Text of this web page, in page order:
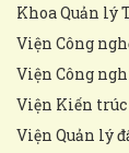
Khoa Quản lý
Viện Công
Viện Công
Viện Kiến trúc
Viện Quản lý